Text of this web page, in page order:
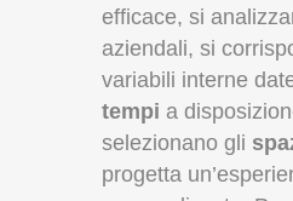
efficace, si
aziendali, si
variabili interne
tempi a
selezionano gli
progetta